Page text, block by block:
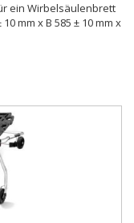
ein Wirbelsäulenbrett
mm x B 585 ± 10 mm x